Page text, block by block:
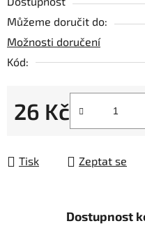
Můžeme doručit do:
Možnosti doručení
Kód:
26 Kč
Měrná cena:
Tisk Zeptat se
Dostupnost